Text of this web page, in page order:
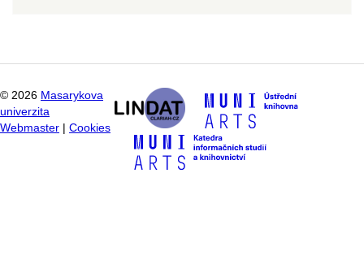
© 2026 Masarykova
univerzita
Webmaster
Cookies